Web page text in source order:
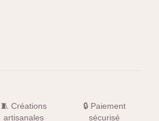
🧵 Créations
artisanales
🔒 Paiement
sécurisé